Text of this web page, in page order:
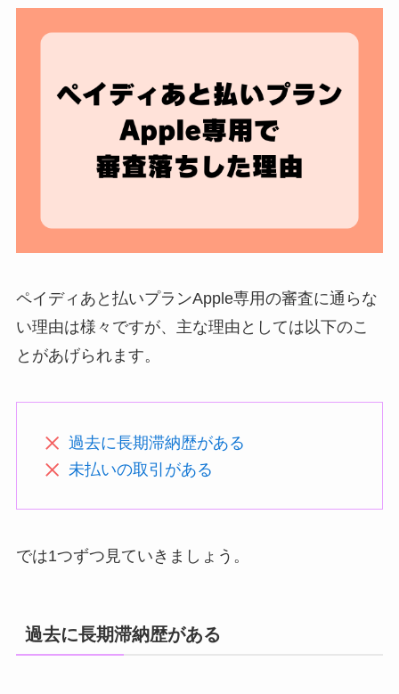
ペイディあと払いプランApple専用の審査に通らな
い理由は様々ですが、主な理由としては以下のこ
とがあげられます。
過去に長期滞納歴がある
未払いの取引がある
では1つずつ見ていきましょう。
過去に長期滞納歴がある